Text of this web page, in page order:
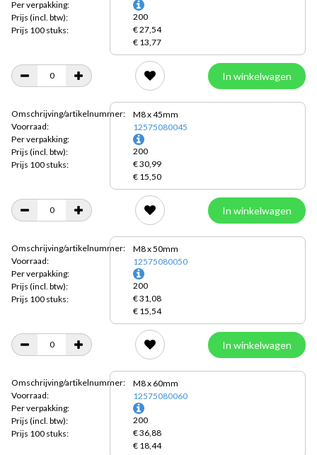
Per verpakking:
Prijs (incl. btw):
Prijs 100 stuks:
200
€ 27,54
€ 13,77
In winkelwagen
Omschrijving/artikelnummer:
Voorraad:
Per verpakking:
Prijs (incl. btw):
Prijs 100 stuks:
M8 x 45mm
12575080045
200
€ 30,99
€ 15,50
In winkelwagen
Omschrijving/artikelnummer:
Voorraad:
Per verpakking:
Prijs (incl. btw):
Prijs 100 stuks:
M8 x 50mm
12575080050
200
€ 31,08
€ 15,54
In winkelwagen
Omschrijving/artikelnummer:
Voorraad:
Per verpakking:
Prijs (incl. btw):
Prijs 100 stuks:
M8 x 60mm
12575080060
200
€ 36,88
€ 18,44